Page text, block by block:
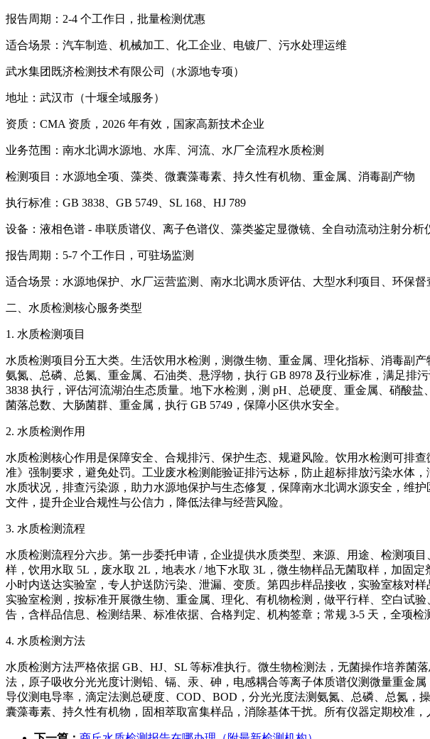
报告周期：2-4 个工作日，批量检测优惠
适合场景：汽车制造、机械加工、化工企业、电镀厂、污水处理运维
武水集团既济检测技术有限公司（水源地专项）
地址：武汉市（十堰全域服务）
资质：CMA 资质，2026 年有效，国家高新技术企业
业务范围：南水北调水源地、水库、河流、水厂全流程水质检测
检测项目：水源地全项、藻类、微囊藻毒素、持久性有机物、重金属、消毒副产物
执行标准：GB 3838、GB 5749、SL 168、HJ 789
设备：液相色谱 - 串联质谱仪、离子色谱仪、藻类鉴定显微镜、全自动流动注射分析
报告周期：5-7 个工作日，可驻场监测
适合场景：水源地保护、水厂运营监测、南水北调水质评估、大型水利项目、环保督
二、水质检测核心服务类型
1. 水质检测项目
水质检测项目分五大类。生活饮用水检测，测微生物、重金属、理化指标、消毒副
氨氮、总磷、总氮、重金属、石油类、悬浮物，执行 GB 8978 及行业标准，满足
3838 执行，评估河流湖泊生态质量。地下水检测，测 pH、总硬度、重金属、硝酸
菌落总数、大肠菌群、重金属，执行 GB 5749，保障小区供水安全。
2. 水质检测作用
水质检测核心作用是保障安全、合规排污、保护生态、规避风险。饮用水检测可排
准》强制要求，避免处罚。工业废水检测能验证排污达标，防止超标排放污染水体
水质状况，排查污染源，助力水源地保护与生态修复，保障南水北调水源安全，维
文件，提升企业合规性与公信力，降低法律与经营风险。
3. 水质检测流程
水质检测流程分六步。第一步委托申请，企业提供水质类型、来源、用途、检测项
样，饮用水取 5L，废水取 2L，地表水 / 地下水取 3L，微生物样品无菌取样，加固
小时内送达实验室，专人护送防污染、泄漏、变质。第四步样品接收，实验室核对
实验室检测，按标准开展微生物、重金属、理化、有机物检测，做平行样、空白试
告，含样品信息、检测结果、标准依据、合格判定、机构签章；常规 3-5 天，全项检
4. 水质检测方法
水质检测方法严格依据 GB、HJ、SL 等标准执行。微生物检测法，无菌操作培养菌
法，原子吸收分光光度计测铅、镉、汞、砷，电感耦合等离子体质谱仪测微量重金
导仪测电导率，滴定法测总硬度、COD、BOD，分光光度法测氨氮、总磷、总氮
囊藻毒素、持久性有机物，固相萃取富集样品，消除基体干扰。所有仪器定期校准